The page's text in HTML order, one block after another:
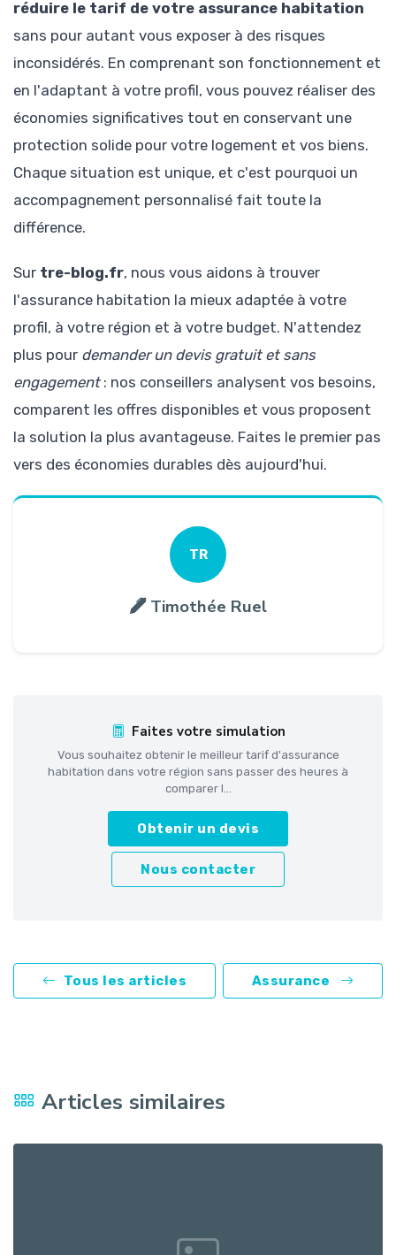
réduire le tarif de votre assurance habitation
sans pour autant vous exposer à des risques
inconsidérés. En comprenant son fonctionnement et
en l'adaptant à votre profil, vous pouvez réaliser des
économies significatives tout en conservant une
protection solide pour votre logement et vos biens.
Chaque situation est unique, et c'est pourquoi un
accompagnement personnalisé fait toute la
différence.
Sur tre-blog.fr, nous vous aidons à trouver
l'assurance habitation la mieux adaptée à votre
profil, à votre région et à votre budget. N'attendez
plus pour demander un devis gratuit et sans
engagement: nos conseillers analysent vos besoins,
comparent les offres disponibles et vous proposent
la solution la plus avantageuse. Faites le premier pas
vers des économies durables dès aujourd'hui.
TR
Timothée Ruel
Faites votre simulation
Vous souhaitez obtenir le meilleur tarif d'assurance
habitation dans votre région sans passer des heures à
comparer l...
Obtenir un devis
Nous contacter
Tous les articles Assurance
Articles similaires